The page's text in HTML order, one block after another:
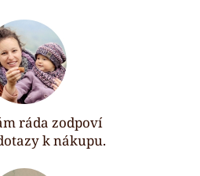
ráda zodpoví
k nákupu.